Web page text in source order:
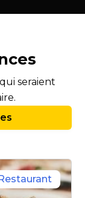
seraient